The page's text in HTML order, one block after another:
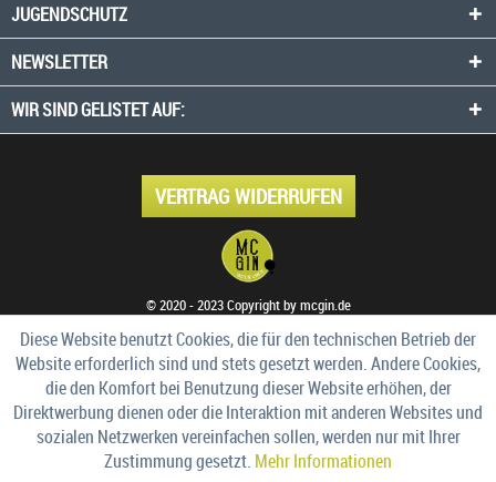
JUGENDSCHUTZ
NEWSLETTER
WIR SIND GELISTET AUF:
VERTRAG WIDERRUFEN
© 2020 - 2023 Copyright by mcgin.de
Diese Website benutzt Cookies, die für den technischen Betrieb der
Website erforderlich sind und stets gesetzt werden. Andere Cookies,
die den Komfort bei Benutzung dieser Website erhöhen, der
Direktwerbung dienen oder die Interaktion mit anderen Websites und
sozialen Netzwerken vereinfachen sollen, werden nur mit Ihrer
Zustimmung gesetzt. Mehr Informationen